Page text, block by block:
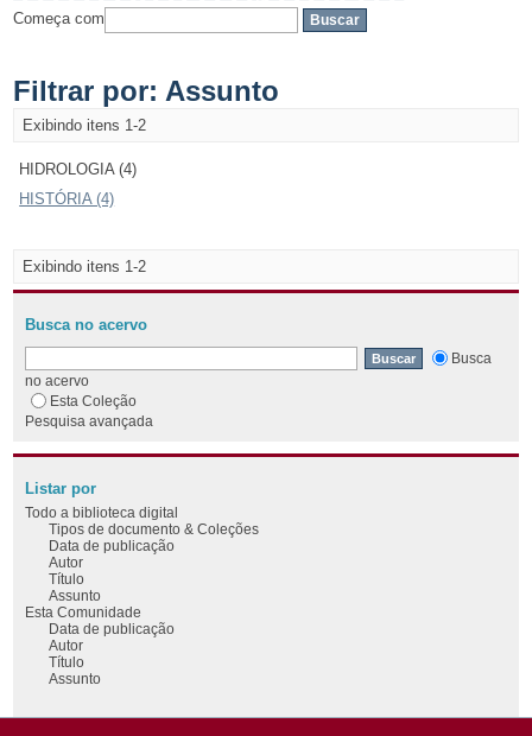
Começa com
Filtrar por: Assunto
Exibindo itens 1-2
HIDROLOGIA (4)
HISTÓRIA (4)
Exibindo itens 1-2
Busca no acervo
Busca
no acervo
Esta Coleção
Pesquisa avançada
Listar por
Todo a biblioteca digital
Tipos de documento & Coleções
Data de publicação
Autor
Título
Assunto
Esta Comunidade
Data de publicação
Autor
Título
Assunto